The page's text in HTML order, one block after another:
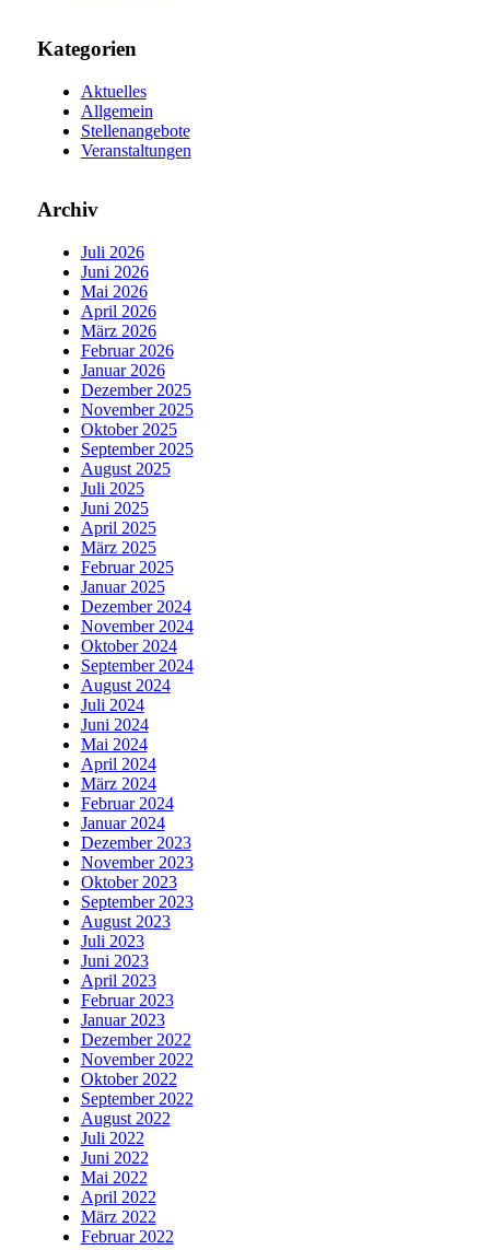
Kategorien
Aktuelles
Allgemein
Stellenangebote
Veranstaltungen
Archiv
Juli 2026
Juni 2026
Mai 2026
April 2026
März 2026
Februar 2026
Januar 2026
Dezember 2025
November 2025
Oktober 2025
September 2025
August 2025
Juli 2025
Juni 2025
April 2025
März 2025
Februar 2025
Januar 2025
Dezember 2024
November 2024
Oktober 2024
September 2024
August 2024
Juli 2024
Juni 2024
Mai 2024
April 2024
März 2024
Februar 2024
Januar 2024
Dezember 2023
November 2023
Oktober 2023
September 2023
August 2023
Juli 2023
Juni 2023
April 2023
Februar 2023
Januar 2023
Dezember 2022
November 2022
Oktober 2022
September 2022
August 2022
Juli 2022
Juni 2022
Mai 2022
April 2022
März 2022
Februar 2022